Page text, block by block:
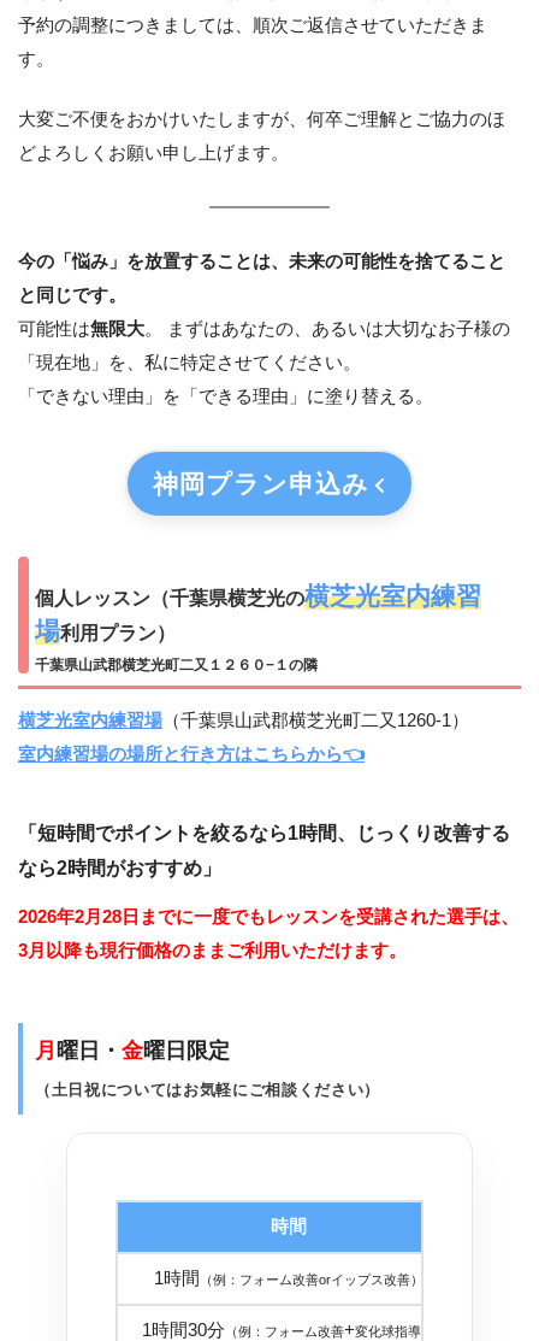
予約の調整につきましては、順次ご返信させていただきま
す。
大変ご不便をおかけいたしますが、何卒ご理解とご協力のほ
どよろしくお願い申し上げます。
今の「悩み」を放置することは、未来の可能性を捨てること
と同じです。
可能性は無限大。 まずはあなたの、あるいは大切なお子様の
「現在地」を、私に特定させてください。
「できない理由」を「できる理由」に塗り替える。
神岡プラン申込み
個人レッスン（千葉県横芝光の横芝光室内練習
場利用プラン）
千葉県山武郡横芝光町二又１２６０−１の隣
横芝光室内練習場 （千葉県山武郡横芝光町二又1260-1）
室内練習場の場所と行き方はこちらから👈
「短時間でポイントを絞るなら1時間、じっくり改善する
なら2時間がおすすめ」
2026年2月28日までに一度でもレッスンを受講された選手は、
3月以降も現行価格のままご利用いただけます。
月 曜日・ 金曜日限定
（土日祝についてはお気軽にご相談ください）
時間
1時間 （例：フォーム改善orイップス改善）
1時間30分 （例：フォーム改善+変化球指導）